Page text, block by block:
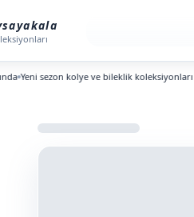
Yeni sezon kolye ve bileklik koleksiyonları